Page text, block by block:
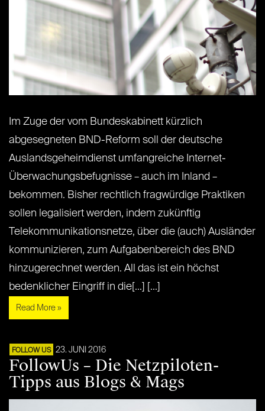
Im Zuge der vom Bundeskabinett kürzlich
abgesegneten BND-Reform soll der deutsche
Auslandsgeheimdienst umfangreiche Internet-
Überwachungsbefugnisse – auch im Inland –
bekommen. Bisher rechtlich fragwürdige Praktiken
sollen legalisiert werden, indem zukünftig
Telekommunikationsnetze, über die (auch) Ausländer
kommunizieren, zum Aufgabenbereich des BND
hinzugerechnet werden. All das ist ein höchst
bedenklicher Eingriff in die[...] [...]
Read More »
FOLLOW US 23. JUNI 2016
FollowUs – Die Netzpiloten-
Tipps aus Blogs & Mags